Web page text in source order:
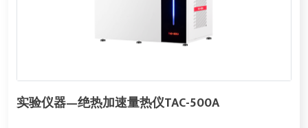
实验仪器—绝热加速量热仪TAC-500A